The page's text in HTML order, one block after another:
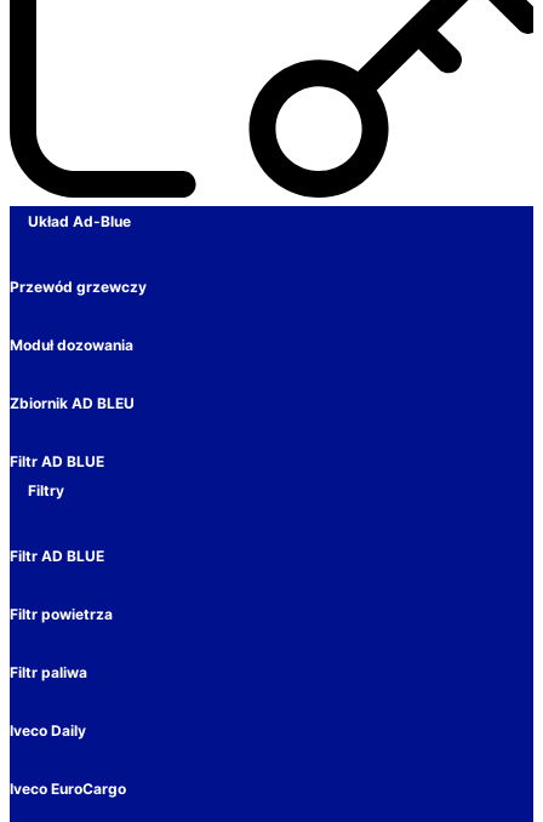
Układ Ad-Blue
Przewód grzewczy
Moduł dozowania
Zbiornik AD BLEU
Filtr AD BLUE
Filtry
Filtr AD BLUE
Filtr powietrza
Filtr paliwa
Iveco Daily
Iveco EuroCargo